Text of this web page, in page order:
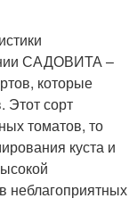
САДОВИТА –
которые
Этот сорт
томатов, то
куста и
неблагоприятных